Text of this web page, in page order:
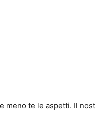
meno te le aspetti. Il